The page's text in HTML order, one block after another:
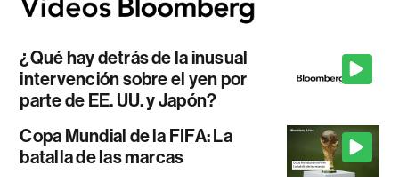
¿Qué hay detrás de la inusual
intervención sobre el yen por
parte de EE. UU. y Japón?
Copa Mundial de la FIFA: La
batalla de las marcas